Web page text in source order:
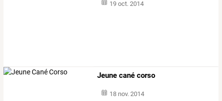
19 oct. 2014
Jeune cané corso
18 nov. 2014